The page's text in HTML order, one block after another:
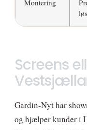
Montering
Screens
Gardin-Nyt har
og hjælper kunder i